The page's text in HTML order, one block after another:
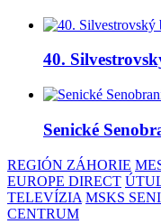
40.
Senické
REGIÓN ZÁHORIE
EUROPE DIRECT
TELEVÍZIA MSKS
CENTRUM